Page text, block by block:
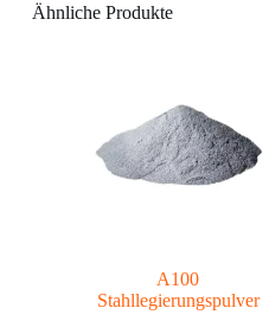
Ähnliche Produkte
A100
Stahllegierungspulver